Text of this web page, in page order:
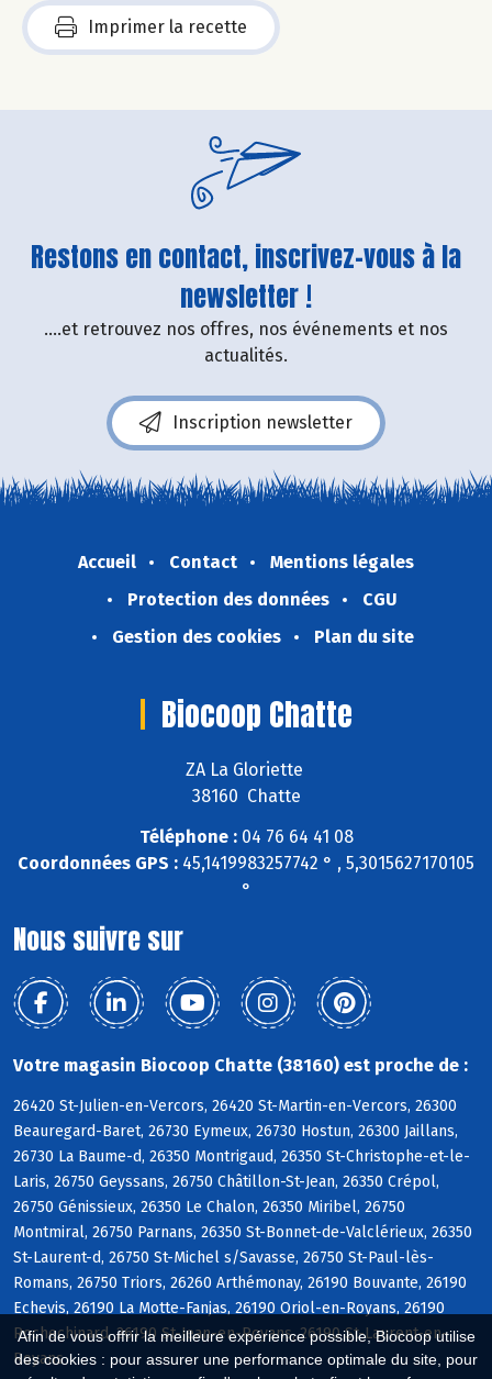
Afin de vous offrir la meilleure expérience possible, Biocoop utilise
des cookies : pour assurer une performance optimale du site, pour
Imprimer la recette
Restons en contact, inscrivez-vous à la
newsletter !
....et retrouvez nos offres, nos événements et nos
actualités.
Inscription newsletter
Accueil Contact
Mentions légales
Protection des données
CGU
Gestion des cookies
Plan du site
Biocoop Chatte
ZA La Gloriette
38160 Chatte
Téléphone :04 76 64 41 08
Coordonnées GPS : 45,1419983257742 ° , 5,3015627170105
°
Nous suivre sur
Votre magasin Biocoop Chatte (38160) est proche de :
26420 St-Julien-en-Vercors, 26420 St-Martin-en-Vercors, 26300
Beauregard-Baret, 26730 Eymeux, 26730 Hostun, 26300 Jaillans,
26730 La Baume-d, 26350 Montrigaud, 26350 St-Christophe-et-le-
Laris, 26750 Geyssans, 26750 Châtillon-St-Jean, 26350 Crépol,
26750 Génissieux, 26350 Le Chalon, 26350 Miribel, 26750
Montmiral, 26750 Parnans, 26350 St-Bonnet-de-Valclérieux, 26350
St-Laurent-d, 26750 St-Michel s/Savasse, 26750 St-Paul-lès-
Romans, 26750 Triors, 26260 Arthémonay, 26190 Bouvante, 26190
Echevis, 26190 La Motte-Fanjas, 26190 Oriol-en-Royans, 26190
Rochechinard, 26190 St-Jean-en-Royans, 26190 St-Laurent-en-
Royans